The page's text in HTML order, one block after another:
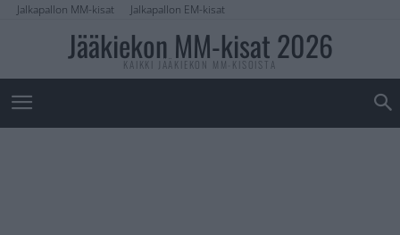
Jalkapallon MM-kisat Jalkapallon EM-kisat
Jääkiekon MM-kisat 2026
KAIKKI JÄÄKIEKON MM-KISOISTA